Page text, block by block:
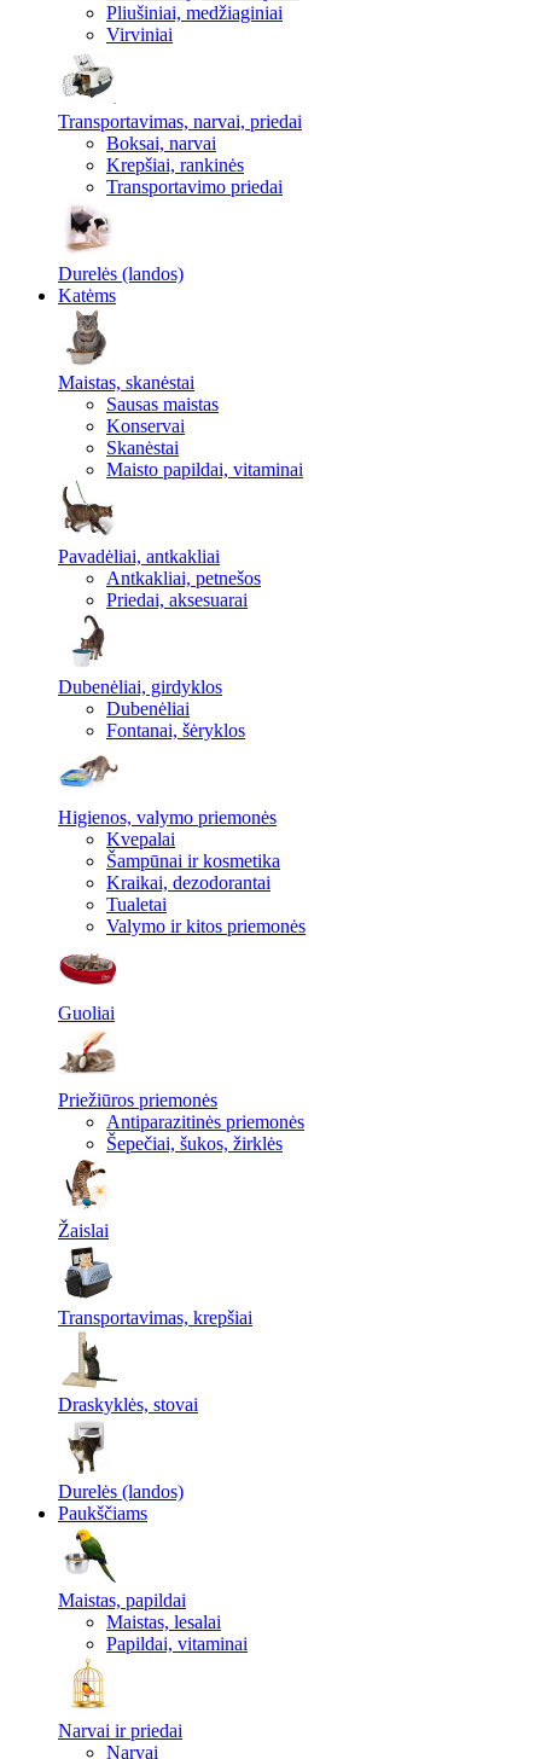
Pliušiniai, medžiaginiai
Virviniai
Transportavimas, narvai, priedai
Boksai, narvai
Krepšiai, rankinės
Transportavimo priedai
Durelės (landos)
Katėms
Maistas, skanėstai
Sausas maistas
Konservai
Skanėstai
Maisto papildai, vitaminai
Pavadėliai, antkakliai
Antkakliai, petnešos
Priedai, aksesuarai
Dubenėliai, girdyklos
Dubenėliai
Fontanai, šėryklos
Higienos, valymo priemonės
Kvepalai
Šampūnai ir kosmetika
Kraikai, dezodorantai
Tualetai
Valymo ir kitos priemonės
Guoliai
Priežiūros priemonės
Antiparazitinės priemonės
Šepečiai, šukos, žirklės
Žaislai
Transportavimas, krepšiai
Draskyklės, stovai
Durelės (landos)
Paukščiams
Maistas, papildai
Maistas, lesalai
Papildai, vitaminai
Narvai ir priedai
Narvai